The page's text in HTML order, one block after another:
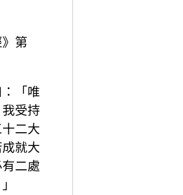
》第
「唯
受持
二大
就大
二處